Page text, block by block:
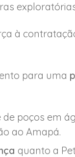
à
para uma
poços em
ao Amapá.
quanto a